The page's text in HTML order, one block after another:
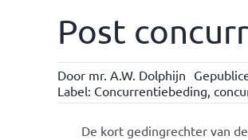
Post
Door mr. A.W. Dolphijn
Label: Concurrentiebeding,
De kort gedingrechter van